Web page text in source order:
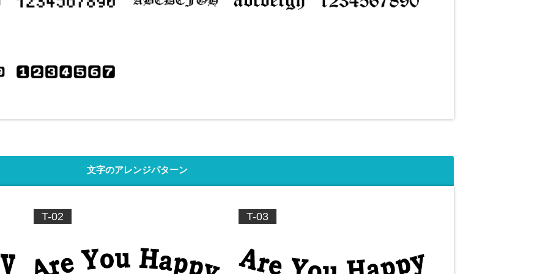
E-47
N-02
文字のアレンジパターン
T-02 T-03